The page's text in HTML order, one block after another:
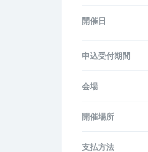
開催日
申込受付期間
会場
開催場所
支払方法